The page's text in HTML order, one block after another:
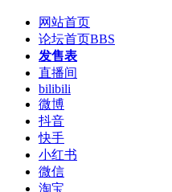
网站首页
论坛首页BBS
发售表
直播间
bilibili
微博
抖音
快手
小红书
微信
淘宝